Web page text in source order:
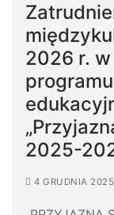
2026 r.
2025-
4 GRUDNIA 2025